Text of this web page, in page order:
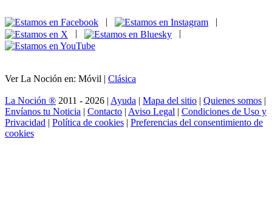
|
|
|
|
Ver La Noción en: Móvil | Clásica
La Noción ® 2011 - 2026 | Ayuda | Mapa del sitio | Quienes somos |
Envíanos tu Noticia | Contacto | Aviso Legal | Condiciones de Uso y
Privacidad | Política de cookies | Preferencias del consentimiento de
cookies